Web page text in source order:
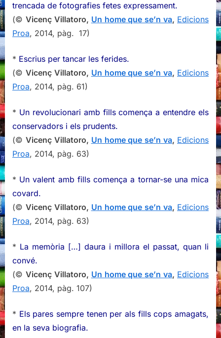
Villatoro
(I)
trencada de fotografies fetes expressament.
(© Vicenç Villatoro, Un home que se’n va, Edicions
Proa, 2014, pàg. 17)
* Escrius per tancar les ferides.
(© Vicenç Villatoro, Un home que se’n va, Edicions
Proa, 2014, pàg. 61)
* Un revolucionari amb fills comença a entendre els
conservadors i els prudents.
(© Vicenç Villatoro, Un home que se’n va, Edicions
Proa, 2014, pàg. 63)
* Un valent amb fills comença a tornar-se una mica
covard.
(© Vicenç Villatoro, Un home que se’n va, Edicions
Proa, 2014, pàg. 63)
* La memòria […] daura i millora el passat, quan li
convé.
(© Vicenç Villatoro, Un home que se’n va, Edicions
Proa, 2014, pàg. 107)
* Els pares sempre tenen per als fills cops amagats,
en la seva biografia.